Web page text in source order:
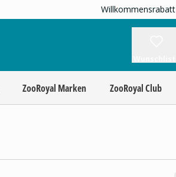
Willkommensrabatt
ZooRoyal Marken ZooRoyal Club